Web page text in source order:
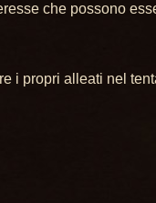
che possono
i propri alleati nel